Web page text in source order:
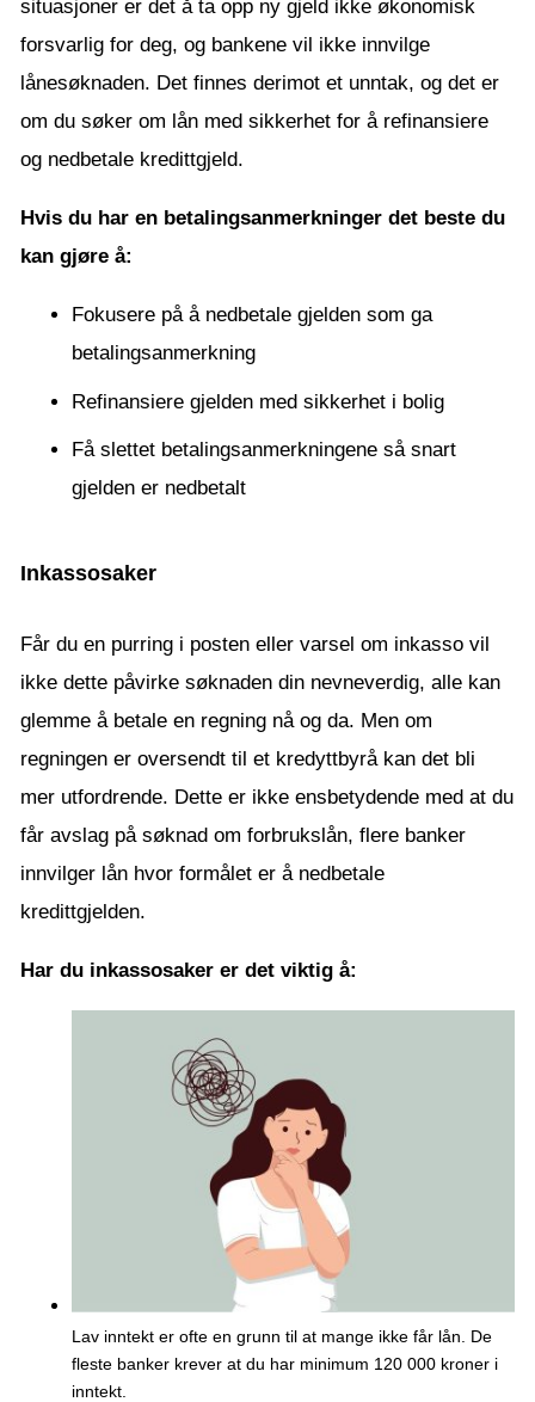
situasjoner er det å ta opp ny gjeld ikke økonomisk
forsvarlig for deg, og bankene vil ikke innvilge
lånesøknaden. Det finnes derimot et unntak, og det er
om du søker om lån med sikkerhet for å refinansiere
og nedbetale kredittgjeld.
Hvis du har en betalingsanmerkninger det beste du
kan gjøre å:
Fokusere på å nedbetale gjelden som ga
betalingsanmerkning
Refinansiere gjelden med sikkerhet i bolig
Få slettet betalingsanmerkningene så snart
gjelden er nedbetalt
Inkassosaker
Får du en purring i posten eller varsel om inkasso vil
ikke dette påvirke søknaden din nevneverdig, alle kan
glemme å betale en regning nå og da. Men om
regningen er oversendt til et kredyttbyrå kan det bli
mer utfordrende. Dette er ikke ensbetydende med at du
får avslag på søknad om forbrukslån, flere banker
innvilger lån hvor formålet er å nedbetale
kredittgjelden.
Har du inkassosaker er det viktig å:
Lav inntekt er ofte en grunn til at mange ikke får lån. De
fleste banker krever at du har minimum 120 000 kroner i
inntekt.